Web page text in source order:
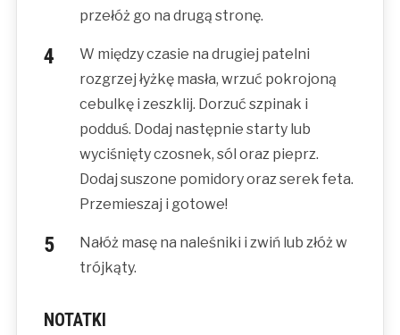
przełóż go na drugą stronę.
W między czasie na drugiej patelni
rozgrzej łyżkę masła, wrzuć pokrojoną
cebulkę i zeszklij. Dorzuć szpinak i
podduś. Dodaj następnie starty lub
wyciśnięty czosnek, sól oraz pieprz.
Dodaj suszone pomidory oraz serek feta.
Przemieszaj i gotowe!
Nałóż masę na naleśniki i zwiń lub złóż w
trójkąty.
NOTATKI